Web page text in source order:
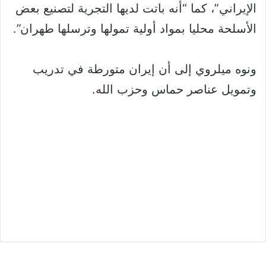
الإيراني”، كما “أنه باتت لديها التجرية لتصنيع بعض
الأسلحة محليا بمواد أولية تمولها وترسلها طهران”.
ونوه ميلروي إلى أن إيران متورطة في تدريب
وتمويل عناصر حماس وحزب الله.